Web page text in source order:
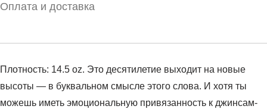
Оплата и доставка
Плотность: 14.5 oz. Это десятилетие выходит на новые
высоты — в буквальном смысле этого слова. И хотя ты
можешь иметь эмоциональную привязанность к джинсам-